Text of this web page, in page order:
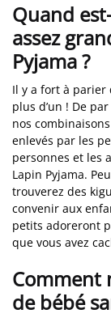
Quand
assez
Pyjama ?
Il y a fort à parier
plus d’un ! De
nos
enlevés par les
personnes et les
Lapin Pyjama.
trouverez des
convenir aux
petits adoreront
que vous avez
Comment
de bébé